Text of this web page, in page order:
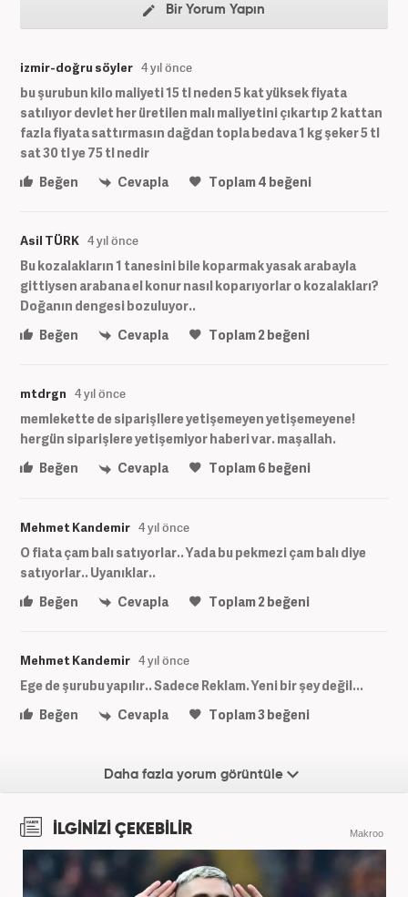
Bir Yorum Yapın
izmir-doğru söyler 4 yıl önce
bu şurubun kilo maliyeti 15 tl neden 5 kat yüksek fiyata
satılıyor devlet her üretilen malı maliyetini çıkartıp 2 kattan
fazla fiyata sattırmasın dağdan topla bedava 1 kg şeker 5 tl
sat 30 tl ye 75 tl nedir
Beğen
Cevapla Toplam4 beğeni
Asil TÜRK 4 yıl önce
Bu kozalakların 1 tanesini bile koparmak yasak arabayla
gittiysen arabana el konur nasıl koparıyorlar o kozalakları?
Doğanın dengesi bozuluyor..
Beğen
Cevapla Toplam2beğeni
mtdrgn 4 yıl önce
memlekette de siparişllere yetişemeyen yetişemeyene!
hergün siparişlere yetişemiyor haberi var. maşallah.
Beğen
Cevapla Toplam6 beğeni
Mehmet Kandemir 4 yıl önce
O fiata çam balı satıyorlar.. Yada bu pekmezi çam balı diye
satıyorlar.. Uyanıklar..
Beğen
Cevapla Toplam2beğeni
Mehmet Kandemir 4 yıl önce
Ege de şurubu yapılır.. Sadece Reklam. Yeni bir şey değil...
Beğen
Cevapla Toplam3beğeni
Daha fazla yorum görüntüle
İLGİNİZİ ÇEKEBİLİR Makroo